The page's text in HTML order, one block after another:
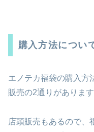
購入方法につい
エノテカ福袋の購入方
販売の2通りがあります
店頭販売もあるので、